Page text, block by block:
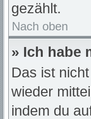
gezählt.
Nach oben
» Ich habe
Das ist
wieder
indem du